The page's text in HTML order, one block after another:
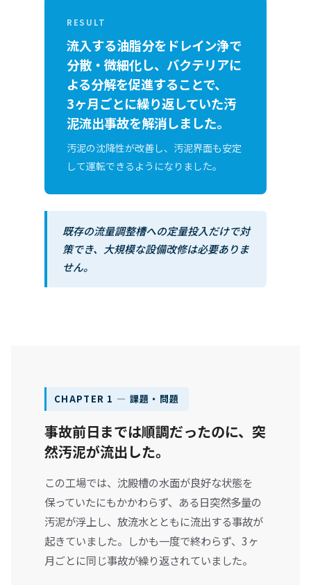
RESULT
流入する油脂分をドレイン浄で
分散・微細化し、バクテリアに
よる分解を促進することで、
3ヶ月ごとに繰り返していた汚
泥流出事故を解消しました。
汚泥の沈降性が改善し、汚泥界面も安定
して運転できるようになりました。
既存の流量調整槽への定量投入だけで対
策でき、大規模な設備改修は必要ありま
せん。
CHAPTER 1 ― 課題・問題
事故前日までは順調だったのに、突
然汚泥が流出した。
この工場では、沈殿槽の水面が良好な状態を
保っていたにもかかわらず、ある日突然多量の
汚泥が浮上し、放流水とともに流出する事故が
起きていました。しかも一度で終わらず、3ヶ
月ごとに同じ事故が繰り返されていました。